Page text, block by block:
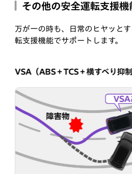
その他の安全運転支援機
万が一の時も、日常のヒヤッと
転支援機能でサポートします。
VSA（ABS＋TCS＋横すべり抑制